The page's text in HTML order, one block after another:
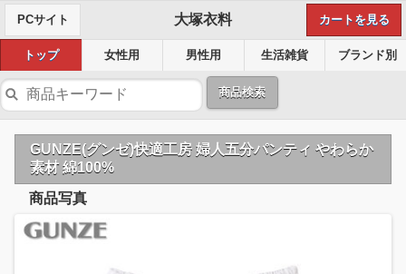
PCサイト 大塚衣料 カートを見る
トップ 女性用 男性用 生活雑貨 ブランド別
商品検索
GUNZE(グンゼ)快適工房 婦人五分パンティ やわらか
素材 綿100%
商品写真